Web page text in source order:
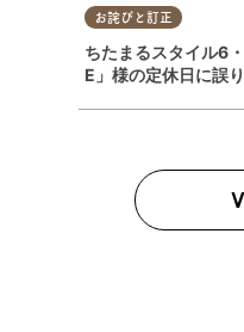
お詫びと訂正
ちたまるスタイル6
E」様の定休日に誤